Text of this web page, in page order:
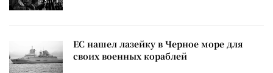
ЕС нашел лазейку в Черное море для
своих военных кораблей